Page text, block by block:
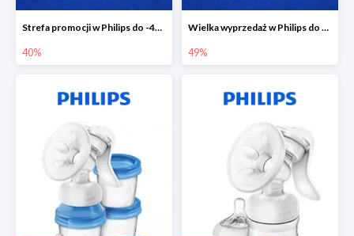
Strefa promocji w Philips do -40%
40%
Wielka wyprzedaż w Philips do -49%
49%